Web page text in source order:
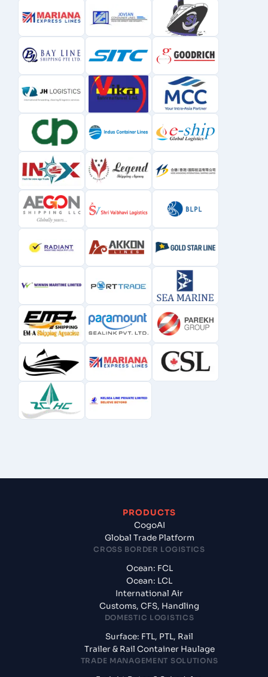
PRODUCTS
CogoAI
Global Trade Platform
CROSS BORDER LOGISTICS
Ocean: FCL
Ocean: LCL
International Air
Customs, CFS, Handling
DOMESTIC LOGISTICS
Surface: FTL, PTL, Rail
Trailer & Rail Container Haulage
TRADE MANAGEMENT SOLUTIONS